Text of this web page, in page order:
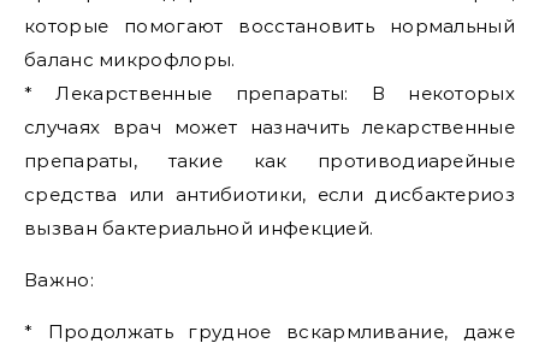
которые помогают восстановить нормальный
баланс микрофлоры.
* Лекарственные препараты: В некоторых
случаях врач может назначить лекарственные
препараты, такие как противодиарейные
средства или антибиотики, если дисбактериоз
вызван бактериальной инфекцией.
Важно:
* Продолжать грудное вскармливание, даже